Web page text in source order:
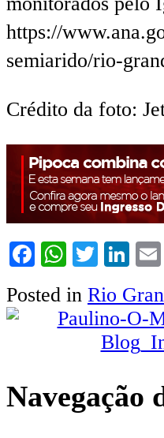
https://
semiarido/rio-
Crédito da foto:
FacebookTwitter
Posted in Rio
Navegação